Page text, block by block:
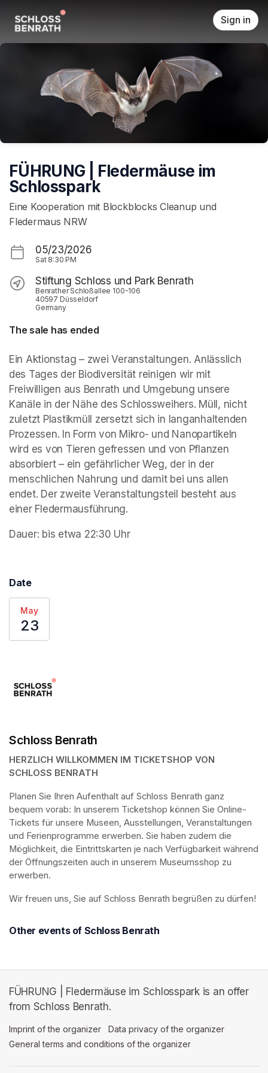
Sign in
FÜHRUNG | Fledermäuse im
Schlosspark
Eine Kooperation mit Blockblocks Cleanup und
Fledermaus NRW
05/23/2026
Sat 8:30 PM
Stiftung Schloss und Park Benrath
Benrather Schloßallee 100-106
40597 Düsseldorf
Germany
The sale has ended
Ein Aktionstag – zwei Veranstaltungen. Anlässlich
des Tages der Biodiversität reinigen wir mit
Freiwilligen aus Benrath und Umgebung unsere
Kanäle in der Nähe des Schlossweihers. Müll, nicht
zuletzt Plastikmüll zersetzt sich in langanhaltenden
Prozessen. In Form von Mikro- und Nanopartikeln
wird es von Tieren gefressen und von Pflanzen
absorbiert – ein gefährlicher Weg, der in der
menschlichen Nahrung und damit bei uns allen
endet. Der zweite Veranstaltungsteil besteht aus
einer Fledermausführung.
Dauer: bis etwa 22:30 Uhr
Date
May
23
Schloss Benrath
HERZLICH WILLKOMMEN IM TICKETSHOP VON
SCHLOSS BENRATH
Planen Sie Ihren Aufenthalt auf Schloss Benrath ganz
bequem vorab: In unserem Ticketshop können Sie Online-
Tickets für unsere Museen, Ausstellungen, Veranstaltungen
und Ferienprogramme erwerben. Sie haben zudem die
Möglichkeit, die Eintrittskarten je nach Verfügbarkeit während
der Öffnungszeiten auch in unserem Museumsshop zu
erwerben.
Wir freuen uns, Sie auf Schloss Benrath begrüßen zu dürfen!
Other events of Schloss Benrath
FÜHRUNG | Fledermäuse im Schlosspark is an offer
from Schloss Benrath.
Imprint of the organizer (opens in a new tab)
Data privacy of the organizer
General terms and conditions of the organizer